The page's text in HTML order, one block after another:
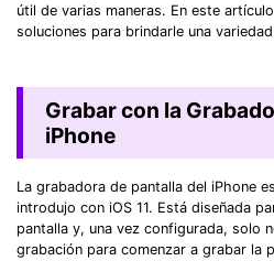
útil de varias maneras. En este
soluciones para brindarle una
Grabar con la
iPhone
La grabadora de pantalla del iPhone
introdujo con iOS 11. Está diseñada
pantalla y, una vez configurada, solo
grabación para comenzar a grabar la